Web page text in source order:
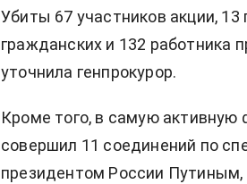
Убиты 67 участников акции,
гражданских и 132 работника
уточнила генпрокурор.
Кроме того, в самую активную
совершил 11 соединений по
президентом России